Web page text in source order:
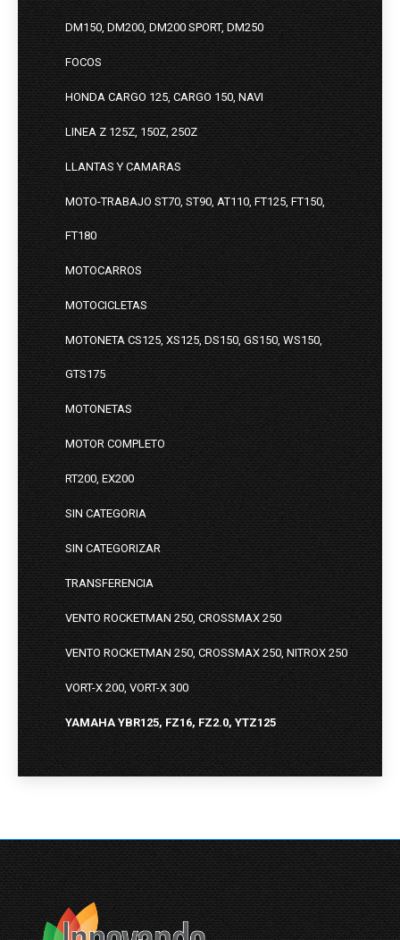
DM150, DM200, DM200 SPORT, DM250
FOCOS
HONDA CARGO 125, CARGO 150, NAVI
LINEA Z 125Z, 150Z, 250Z
LLANTAS Y CAMARAS
MOTO-TRABAJO ST70, ST90, AT110, FT125, FT150,
FT180
MOTOCARROS
MOTOCICLETAS
MOTONETA CS125, XS125, DS150, GS150, WS150,
GTS175
MOTONETAS
MOTOR COMPLETO
RT200, EX200
SIN CATEGORIA
SIN CATEGORIZAR
TRANSFERENCIA
VENTO ROCKETMAN 250, CROSSMAX 250
VENTO ROCKETMAN 250, CROSSMAX 250, NITROX 250
VORT-X 200, VORT-X 300
YAMAHA YBR125, FZ16, FZ2.0, YTZ125